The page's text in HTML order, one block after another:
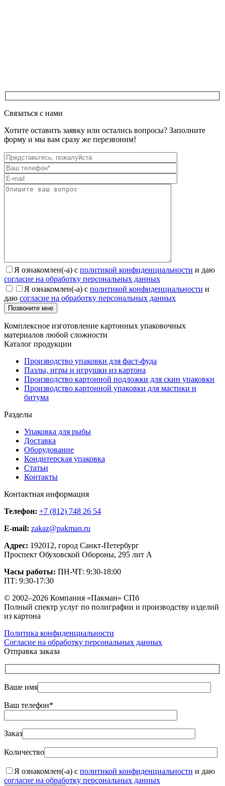
Связаться с нами
Хотите оставить заявку или остались вопросы? Заполните
форму и мы вам сразу же перезвоним!
Я ознакомлен(-а) с политикой конфиденциальности и даю
согласие на обработку персональных данных
Я ознакомлен(-а) с политикой конфиденциальности и
даю согласие на обработку персональных данных
Позвоните мне
Комплексное изготовление картонных упаковочных
материалов любой сложности
Каталог продукции
Производство упаковки для фаст-фуда
Пазлы, игры и игрушки из картона
Производство картонной подложки для скин упаковки
Производство картонной упаковки для мастики и
битума
Разделы
Упаковка для рыбы
Доставка
Оборудование
Кондитерская упаковка
Статьи
Контакты
Контактная информация
Телефон: +7 (812) 748 26 54
E-mail: zakaz@pakman.ru
Адрес: 192012, город Санкт-Петербург
Проспект Обуховской Обороны, 295 лит А
Часы работы: ПН-ЧТ: 9:30-18:00
ПТ: 9:30-17:30
© 2002–2026 Компания «Пакман» СПб
Полный спектр услуг по полиграфии и производству изделий
из картона
Политика конфиденциальности
Согласие на обработку персональных данных
Отправка заказа
Ваше имя
Ваш телефон*
Заказ
Количество
Я ознакомлен(-а) с политикой конфиденциальности и даю
согласие на обработку персональных данных